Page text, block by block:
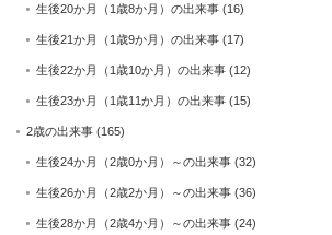
生後20か月（1歳8か月）の出来事 (16)
生後21か月（1歳9か月）の出来事 (17)
生後22か月（1歳10か月）の出来事 (12)
生後23か月（1歳11か月）の出来事 (15)
2歳の出来事 (165)
生後24か月（2歳0か月）～の出来事 (32)
生後26か月（2歳2か月）～の出来事 (36)
生後28か月（2歳4か月）～の出来事 (24)